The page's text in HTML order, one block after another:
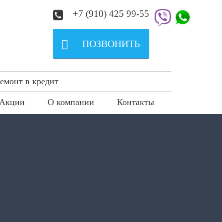
+7 (910) 425 99-55
 ПОЗВОНИТЬ
в кредит
Акции О компании Контакты